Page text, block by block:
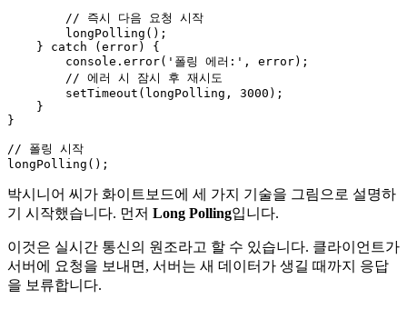
// 즉시 다음 요청 시작
longPolling ();
    }
catch (error) {
console . error( '폴링 에러:' , error);
// 에러 시 잠시 후 재시도
setTimeout (longPolling, 3000 );
    }
}
// 폴링 시작
longPolling
박시니어 씨가 화이트보드에 세 가지 기술을 그림으로 설명하
기 시작했습니다. 먼저 Long Polling입니다.
이것은 실시간 통신의 원조라고 할 수 있습니다. 클라이언트가
서버에 요청을 보내면, 서버는 새 데이터가 생길 때까지 응답
을 보류합니다.